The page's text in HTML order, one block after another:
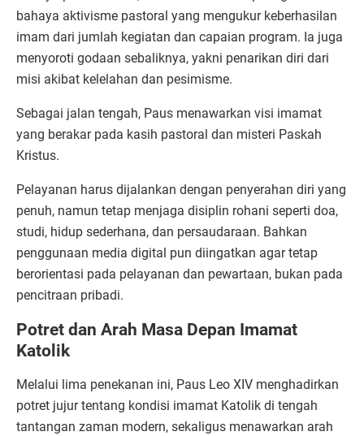
bahaya aktivisme pastoral yang mengukur keberhasilan
imam dari jumlah kegiatan dan capaian program. Ia juga
menyoroti godaan sebaliknya, yakni penarikan diri dari
misi akibat kelelahan dan pesimisme.
Sebagai jalan tengah, Paus menawarkan visi imamat
yang berakar pada kasih pastoral dan misteri Paskah
Kristus.
Pelayanan harus dijalankan dengan penyerahan diri yang
penuh, namun tetap menjaga disiplin rohani seperti doa,
studi, hidup sederhana, dan persaudaraan. Bahkan
penggunaan media digital pun diingatkan agar tetap
berorientasi pada pelayanan dan pewartaan, bukan pada
pencitraan pribadi.
Potret dan Arah Masa Depan Imamat
Katolik
Melalui lima penekanan ini, Paus Leo XIV menghadirkan
potret jujur tentang kondisi imamat Katolik di tengah
tantangan zaman modern, sekaligus menawarkan arah